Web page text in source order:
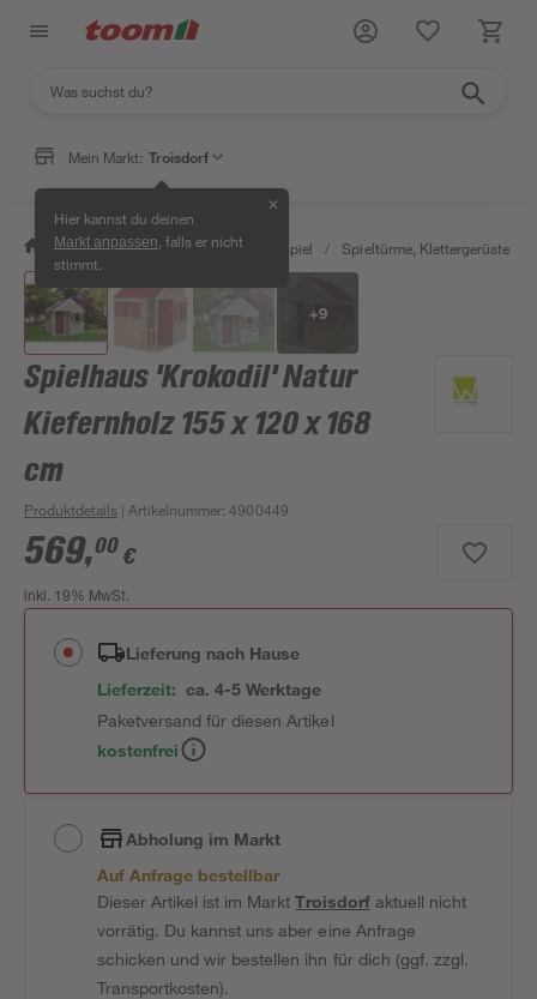
Mein Markt: Troisdorf
Hier kannst du deinen
Markt anpassen , falls er nicht
stimmt.
✕
/ Garten & Freizeit / Outdoor & Spiel / Spieltürme, Klettergerüste &
+9
Spielhaus 'Krokodil' Natur
Kiefernholz 155 x 120 x 168
cm
Produktdetails | Artikelnummer:4900449
569,00 €
inkl. 19% MwSt.
Lieferung nach Hause
Lieferzeit: ca. 4-5 Werktage
Paketversand für diesen Artikel
kostenfrei
Abholung im Markt
Auf Anfrage bestellbar
Dieser Artikel ist im MarktTroisdorfaktuell nicht
vorrätig. Du kannst uns aber eine Anfrage
schicken und wir bestellen ihn für dich (ggf. zzgl.
Transportkosten).